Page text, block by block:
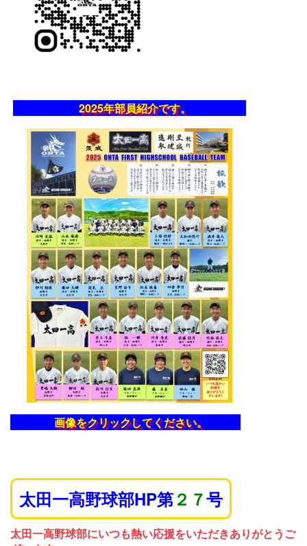
2025年部員紹介です。
画像をクリックしてください。
太田一高野球部HP第２７号
太田一高野球部にいつも熱い応援をいただきありがとうご